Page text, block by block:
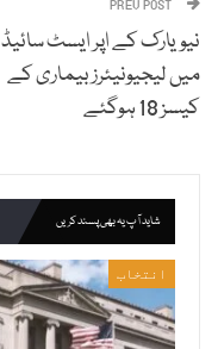
نیویارک کے اپر ایسٹ سائیڈ
میں لیجیونیئرز بیماری کے
کیسز 18 ہوگئے
شاید آپ یہ بھی پسند کریں
انتخاب